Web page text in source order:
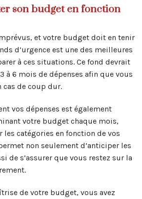
son budget en fonction
et votre budget doit en tenir
d’urgence est une des meilleures
à ces situations. Ce fond devrait
à 6 mois de dépenses afin que vous
cas de coup dur.
vos dépenses est également
votre budget chaque mois,
les catégories en fonction de vos
non seulement d’anticiper les
de s’assurer que vous restez sur la
de votre budget, vous avez